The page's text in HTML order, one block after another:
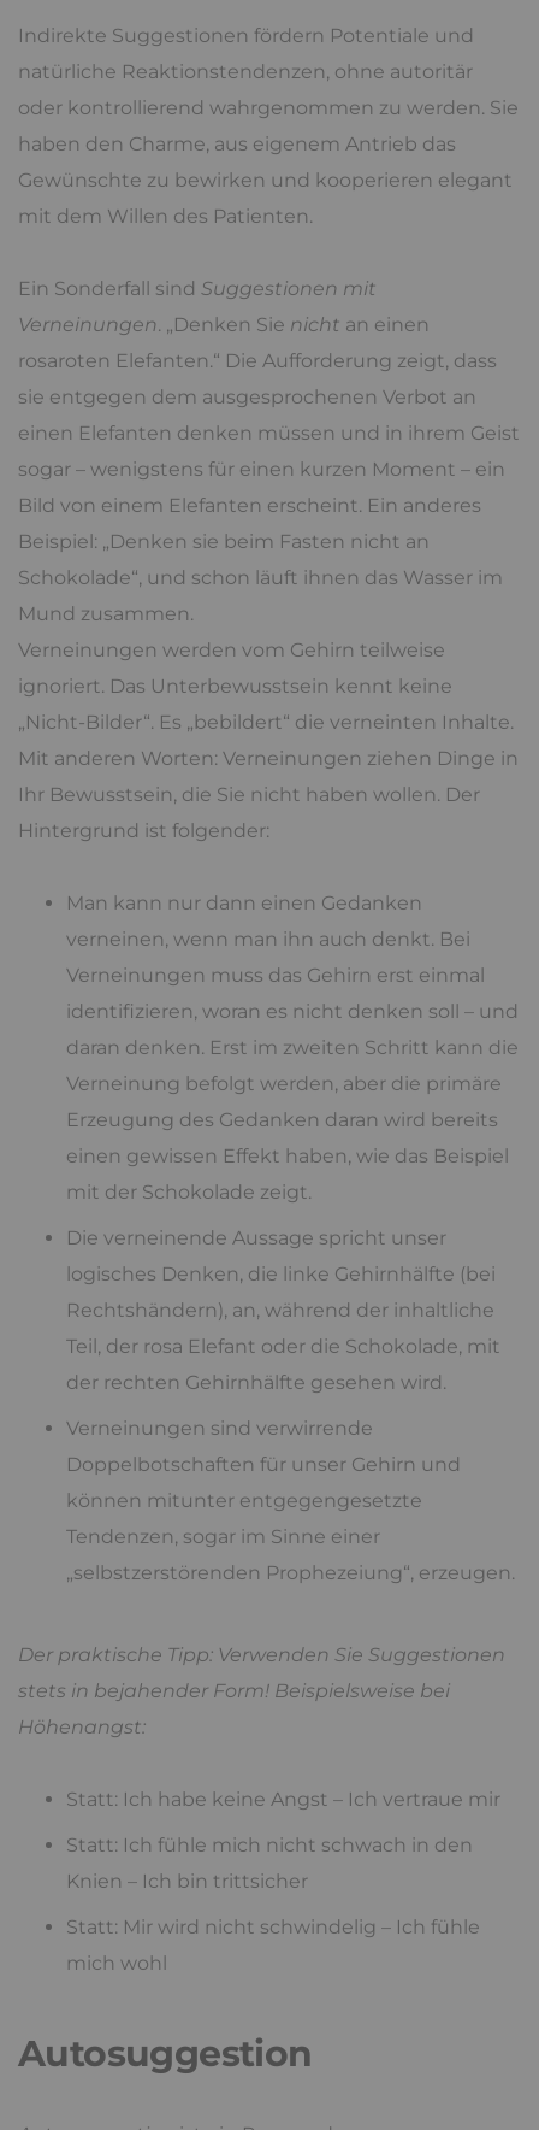
Indirekte Suggestionen fördern Potentiale und
natürliche Reaktionstendenzen, ohne autoritär
oder kontrollierend wahrgenommen zu werden. Sie
haben den Charme, aus eigenem Antrieb das
Gewünschte zu bewirken und kooperieren elegant
mit dem Willen des Patienten.
Ein Sonderfall sind Suggestionen mit
Verneinungen. „Denken Sie nicht an einen
rosaroten Elefanten.“ Die Aufforderung zeigt, dass
sie entgegen dem ausgesprochenen Verbot an
einen Elefanten denken müssen und in ihrem Geist
sogar – wenigstens für einen kurzen Moment – ein
Bild von einem Elefanten erscheint. Ein anderes
Beispiel: „Denken sie beim Fasten nicht an
Schokolade“, und schon läuft ihnen das Wasser im
Mund zusammen.
Verneinungen werden vom Gehirn teilweise
ignoriert. Das Unterbewusstsein kennt keine
„Nicht-Bilder“. Es „bebildert“ die verneinten Inhalte.
Mit anderen Worten: Verneinungen ziehen Dinge in
Ihr Bewusstsein, die Sie nicht haben wollen. Der
Hintergrund ist folgender:
Man kann nur dann einen Gedanken
verneinen, wenn man ihn auch denkt. Bei
Verneinungen muss das Gehirn erst einmal
identifizieren, woran es nicht denken soll – und
daran denken. Erst im zweiten Schritt kann die
Verneinung befolgt werden, aber die primäre
Erzeugung des Gedanken daran wird bereits
einen gewissen Effekt haben, wie das Beispiel
mit der Schokolade zeigt.
Die verneinende Aussage spricht unser
logisches Denken, die linke Gehirnhälfte (bei
Rechtshändern), an, während der inhaltliche
Teil, der rosa Elefant oder die Schokolade, mit
der rechten Gehirnhälfte gesehen wird.
Verneinungen sind verwirrende
Doppelbotschaften für unser Gehirn und
können mitunter entgegengesetzte
Tendenzen, sogar im Sinne einer
„selbstzerstörenden Prophezeiung“, erzeugen.
Der praktische Tipp: Verwenden Sie Suggestionen
stets in bejahender Form! Beispielsweise bei
Höhenangst:
Statt: Ich habe keine Angst – Ich vertraue mir
Statt: Ich fühle mich nicht schwach in den
Knien – Ich bin trittsicher
Statt: Mir wird nicht schwindelig – Ich fühle
mich wohl
Autosuggestion